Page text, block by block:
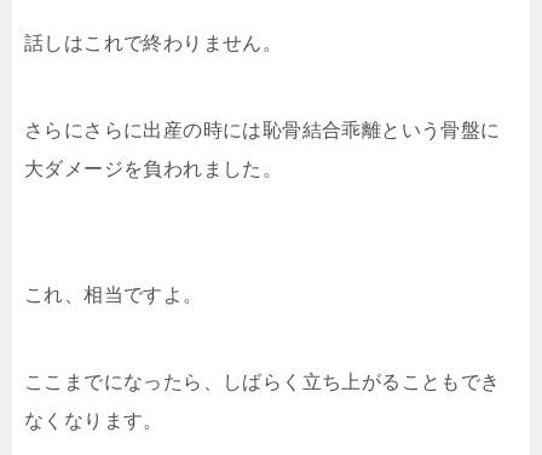
話しはこれで終わりません。
さらにさらに出産の時には恥骨結合乖離という骨盤に
大ダメージを負われました。
これ、相当ですよ。
ここまでになったら、しばらく立ち上がることもでき
なくなります。